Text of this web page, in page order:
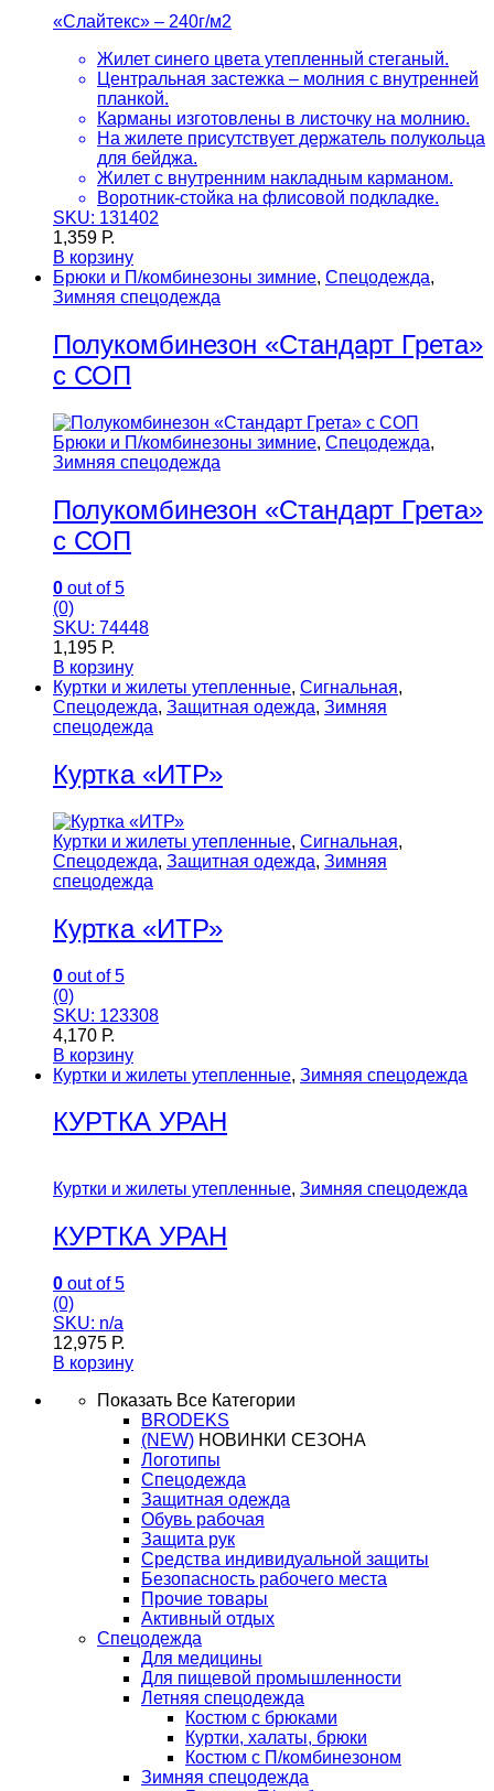
«Слайтекс» – 240г/м2
Жилет синего цвета утепленный стеганый.
Центральная застежка – молния с внутренней
планкой.
Карманы изготовлены в листочку на молнию.
На жилете присутствует держатель полукольца
для бейджа.
Жилет с внутренним накладным карманом.
Воротник-стойка на флисовой подкладке.
SKU: 131402
1,359 Р.
В корзину
Брюки и П/комбинезоны зимние, Спецодежда,
Зимняя спецодежда
Полукомбинезон «Стандарт Грета»
с СОП
Брюки и П/комбинезоны зимние, Спецодежда,
Зимняя спецодежда
Полукомбинезон «Стандарт Грета»
с СОП
0 out of 5
(0)
SKU: 74448
1,195 Р.
В корзину
Куртки и жилеты утепленные, Сигнальная,
Спецодежда, Защитная одежда, Зимняя
спецодежда
Куртка «ИТР»
Куртки и жилеты утепленные, Сигнальная,
Спецодежда, Защитная одежда, Зимняя
спецодежда
Куртка «ИТР»
0 out of 5
(0)
SKU: 123308
4,170 Р.
В корзину
Куртки и жилеты утепленные, Зимняя спецодежда
КУРТКА УРАН
Куртки и жилеты утепленные, Зимняя спецодежда
КУРТКА УРАН
0 out of 5
(0)
SKU: n/a
12,975 Р.
В корзину
Показать Все Категории
BRODEKS
(NEW) НОВИНКИ СЕЗОНА
Логотипы
Спецодежда
Защитная одежда
Обувь рабочая
Защита рук
Средства индивидуальной защиты
Безопасность рабочего места
Прочие товары
Активный отдых
Спецодежда
Для медицины
Для пищевой промышленности
Летняя спецодежда
Костюм с брюками
Куртки, халаты, брюки
Костюм с П/комбинезоном
Зимняя спецодежда